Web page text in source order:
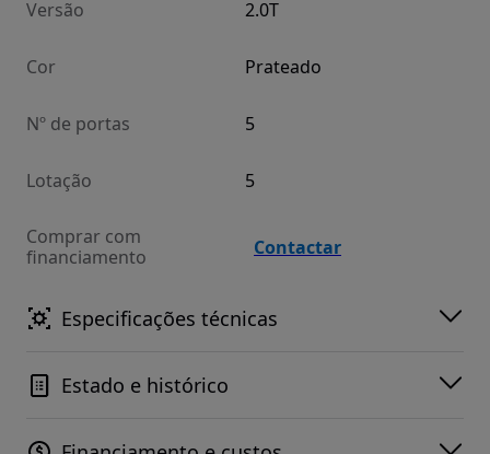
Versão 2.0T
Cor Prateado
Nº de portas 5
Lotação 5
Comprar com
financiamento
Contactar
Especificações técnicas
Estado e histórico